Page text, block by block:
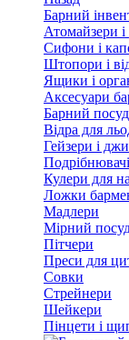
Барний
Атомайзери
Сифони і
Штопори і
Ящики і
Аксесуари
Барний посуд
Відра для
Гейзери і
Кулери для
Ложки
Мадлери
Мірний
Пітчери
Преси для
Совки
Стрейнери
Шейкери
Пінцети і